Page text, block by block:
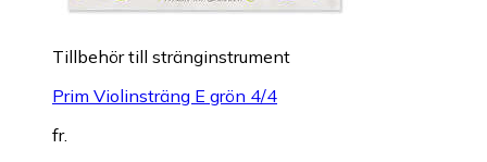
Till­be­hör till stränginstrument
Prim Violinsträng E grön 4/4
fr.